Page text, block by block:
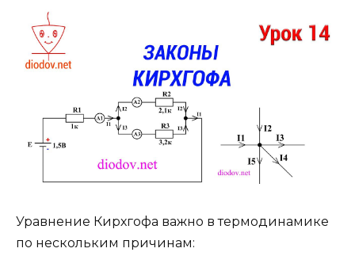
Уравнение Кирхгофа важно в термодинамике
по нескольким причинам: